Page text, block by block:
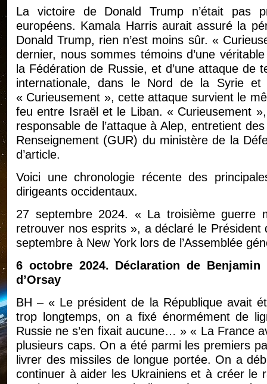
La victoire de Donald Trump n’était pas
européens. Kamala Harris aurait assuré la
Donald Trump, rien n’est moins sûr. «
dernier, nous sommes témoins d’une
la Fédération de Russie, et d’une attaque
internationale, dans le Nord de la Syrie et
« Curieusement », cette attaque survient le
feu entre Israël et le Liban. « Curieusement
responsable de l’attaque à Alep, entretient
Renseignement (GUR) du ministère de la
d’article.
Voici une chronologie récente des
dirigeants occidentaux.
27 septembre 2024. « La troisième guerre
retrouver nos esprits », a déclaré le
septembre à New York lors de l’Assemblée
6 octobre 2024. Déclaration de
d’Orsay
BH – « Le président de la République avait
trop longtemps, on a fixé énormément de
Russie ne s’en fixait aucune… » « La France
plusieurs caps. On a été parmi les premiers
livrer des missiles de longue portée. On a
continuer à aider les Ukrainiens et à créer le